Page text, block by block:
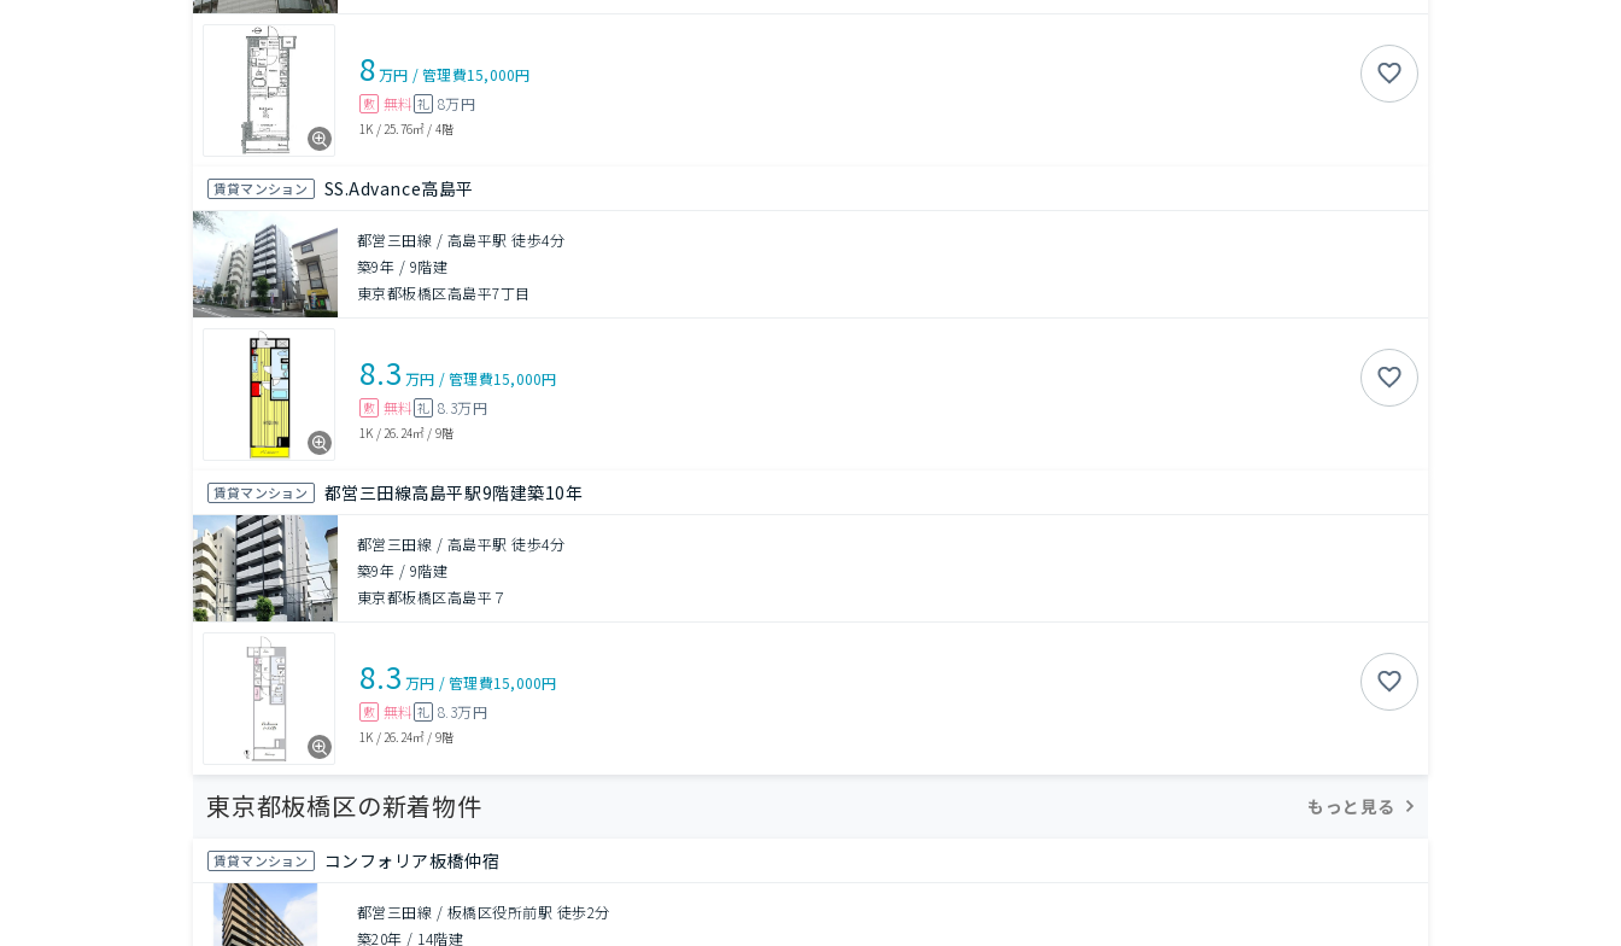
8万円 /管理費15,000円
敷 無料 礼 8万円
1K / 25.76㎡ / 4階
賃貸マンション SS.Advance高島平
都営三田線 / 高島平駅 徒歩4分
築9年 / 9階建
東京都板橋区高島平7丁目
8.3 万円 /管理費15,000円
敷 無料 礼 8.3万円
1K / 26.24㎡ / 9階
賃貸マンション 都営三田線高島平駅9階建築10年
都営三田線 / 高島平駅 徒歩4分
築9年 / 9階建
東京都板橋区高島平７
8.3 万円 /管理費15,000円
敷 無料 礼 8.3万円
1K / 26.24㎡ / 9階
東京都板橋区の新着物件 もっと見る
賃貸マンション コンフォリア板橋仲宿
都営三田線 / 板橋区役所前駅 徒歩2分
築20年 / 14階建